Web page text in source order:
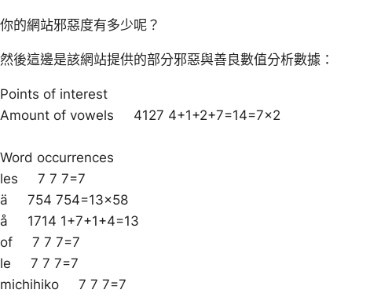
你的網站邪惡度有多少呢？
然後這邊是該網站提供的部分邪惡與善良數值分析數據：
Points of interest
Amount of vowels 4127 4+1+2+7=14=7×2
Word occurrences
les 7 7 7=7
ä 754 754=13×58
å 1714 1+7+1+4=13
of 7 7 7=7
le 7 7 7=7
michihiko 7 7 7=7